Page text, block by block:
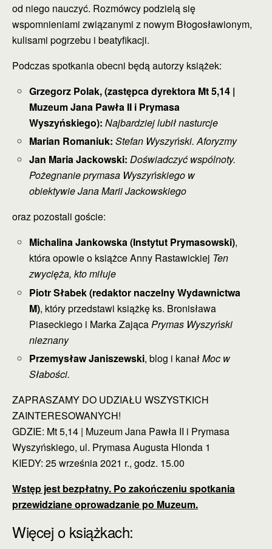
od niego nauczyć. Rozmówcy podzielą się
wspomnieniami związanymi z nowym Błogosławionym,
kulisami pogrzebu i beatyfikacji.
Podczas spotkania obecni będą autorzy książek:
Grzegorz Polak, (zastępca dyrektora Mt 5,14 |
Muzeum Jana Pawła II i Prymasa
Wyszyńskiego): Najbardziej lubił nasturcje
Marian Romaniuk: Stefan Wyszyński. Aforyzmy
Jan Maria Jackowski: Doświadczyć wspólnoty.
Pożegnanie prymasa Wyszyńskiego w
obiektywie Jana Marii Jackowskiego
oraz pozostali goście:
Michalina Jankowska (Instytut Prymasowski),
która opowie o książce Anny Rastawickiej Ten
zwycięża, kto miłuje
Piotr Słabek (redaktor naczelny Wydawnictwa
M), który przedstawi książkę ks. Bronisława
Piaseckiego i Marka Zająca Prymas Wyszyński
nieznany
Przemysław Janiszewski, blog i kanałMoc w
Słabości.
ZAPRASZAMY DO UDZIAŁU WSZYSTKICH
ZAINTERESOWANYCH!
GDZIE: Mt 5,14 | Muzeum Jana Pawła II i Prymasa
Wyszyńskiego, ul. Prymasa Augusta Hlonda 1
KIEDY: 25 września 2021 r., godz. 15.00
Wstęp jest bezpłatny. Po zakończeniu spotkania
przewidziane oprowadzanie po Muzeum.
Więcej o książkach: